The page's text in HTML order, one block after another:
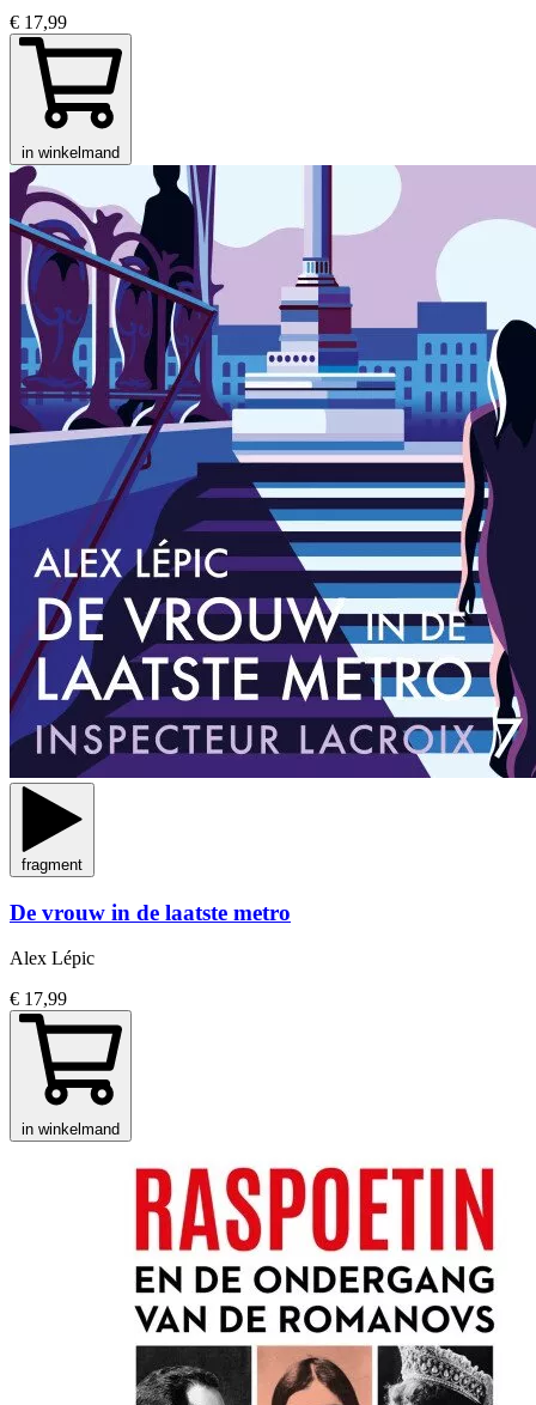
€ 17,99
in winkelmand
fragment
De vrouw in de laatste metro
Alex Lépic
€ 17,99
in winkelmand